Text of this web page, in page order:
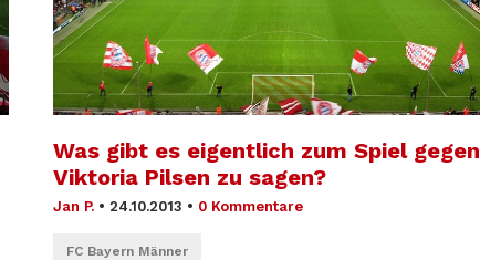
Was gibt es eigentlich zum Spiel gegen
Viktoria Pilsen zu sagen?
Jan P. • 24.10.2013 • 0 Kommentare
FC Bayern Männer